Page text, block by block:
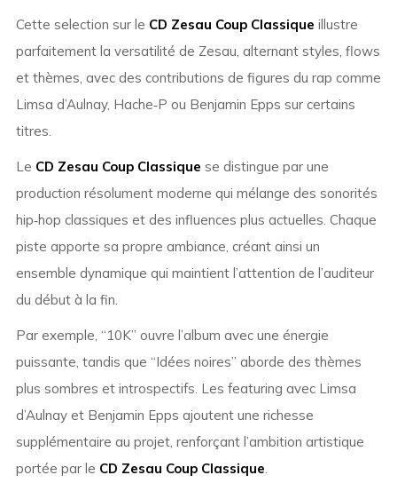
Cette selection sur le CD Zesau Coup Classique illustre
parfaitement la versatilité de Zesau, alternant styles, flows
et thèmes, avec des contributions de figures du rap comme
Limsa d’Aulnay, Hache‑P ou Benjamin Epps sur certains
titres.
Le CD Zesau Coup Classique se distingue par une
production résolument moderne qui mélange des sonorités
hip‑hop classiques et des influences plus actuelles. Chaque
piste apporte sa propre ambiance, créant ainsi un
ensemble dynamique qui maintient l’attention de l’auditeur
du début à la fin.
Par exemple, “10K” ouvre l’album avec une énergie
puissante, tandis que “Idées noires” aborde des thèmes
plus sombres et introspectifs. Les featuring avec Limsa
d’Aulnay et Benjamin Epps ajoutent une richesse
supplémentaire au projet, renforçant l’ambition artistique
portée par le CD Zesau Coup Classique.